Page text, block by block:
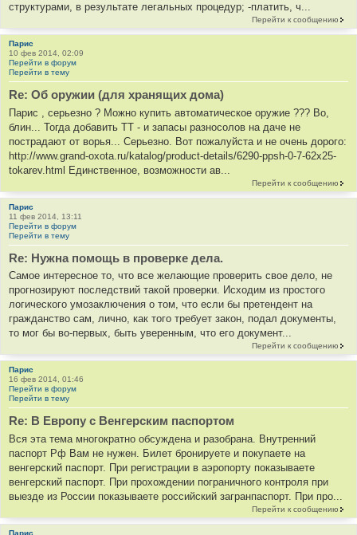
структурами, в результате легальных процедур; -платить, ч...
Перейти к сообщению
Парис
10 фев 2014, 02:09
Перейти в форум
Перейти в тему
Re: Об оружии (для хранящих дома)
Парис , серьезно ? Можно купить автоматическое оружие ??? Во,
блин... Тогда добавить ТТ - и запасы разносолов на даче не
пострадают от ворья... Серьезно. Вот пожалуйста и не очень дорого:
http://www.grand-oxota.ru/katalog/product-details/6290-ppsh-0-7-62x25-
tokarev.html Единственное, возможности ав...
Перейти к сообщению
Парис
11 фев 2014, 13:11
Перейти в форум
Перейти в тему
Re: Нужна помощь в проверке дела.
Самое интересное то, что все желающие проверить свое дело, не
прогнозируют последствий такой проверки. Исходим из простого
логического умозаключения о том, что если бы претендент на
гражданство сам, лично, как того требует закон, подал документы,
то мог бы во-первых, быть уверенным, что его документ...
Перейти к сообщению
Парис
16 фев 2014, 01:46
Перейти в форум
Перейти в тему
Re: В Европу с Венгерским паспортом
Вся эта тема многократно обсуждена и разобрана. Внутренний
паспорт Рф Вам не нужен. Билет бронируете и покупаете на
венгерский паспорт. При регистрации в аэропорту показываете
венгерский паспорт. При прохождении пограничного контроля при
выезде из России показываете российский загранпаспорт. При про...
Перейти к сообщению
Парис